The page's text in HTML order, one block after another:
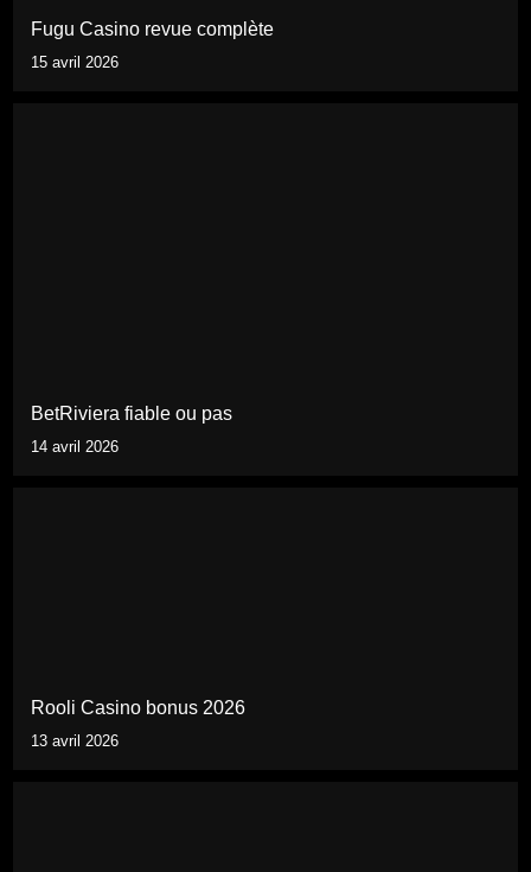
Fugu Casino revue complète
15 avril 2026
BetRiviera fiable ou pas
14 avril 2026
Rooli Casino bonus 2026
13 avril 2026